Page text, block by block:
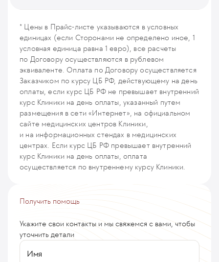
ENDO93
* Цены в Прайс-листе указываются в условных
единицах (если Сторонами не определено иное, 1
условная единица равна 1 евро), все расчеты
по Договору осуществляются в рублевом
эквиваленте. Оплата по Договору осуществляется
Заказчиком по курсу ЦБ РФ, действующему на день
оплаты, если курс ЦБ РФ не превышает внутренний
курс Клиники на день оплаты, указанный путем
размещения в сети «Интернет», на официальном
сайте медицинских центров Клиники,
и на информационных стендах в медицинских
центрах. Если курс ЦБ РФ превышает внутренний
курс Клиники на день оплаты, оплата
осуществляется по внутреннему курсу Клиники.
Получить помощь
Укажите свои контакты и мы свяжемся с вами, чтобы
уточнить детали
Имя